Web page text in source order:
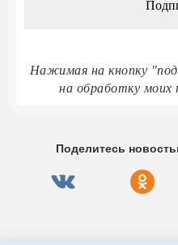
Нажимая на кнопку
на обработку моих
Поделитесь